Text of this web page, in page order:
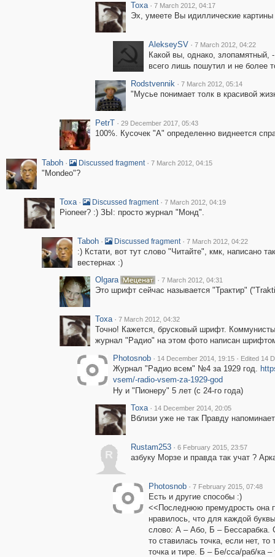
Toxa · 7 March 2012, 04:17
Эх, умеете Вы идиллические картины
AlekseySV · 7 March 2012, 04:22
Какой вы, однако, злопамятный,
всего лишь пошутил и не более
Rodstvennik · 7 March 2012, 05:14
"Мусье понимает толк в красивой
PetrT · 29 December 2017, 05:43
100%. Кусочек "А" определенно виднеется
Taboh · Discussed fragment · 7 March 2012, 04:15
"Mondeo"?
Toxa · Discussed fragment · 7 March 2012, 04:19
Pioneer? :) ЗЫ: просто журнал "Монд".
Taboh · Discussed fragment · 7 March 2012, 04:22
:) Кстати, вот тут слово "Читайте", кмк, написано
вестернах :)
Olgara
· 7 March 2012, 04:31
Это шрифт сейчас называется "Трактир"
Toxa · 7 March 2012, 04:32
Точно! Кажется, брусковый шрифт.
журнал "Радио" на этом фото написан
Photosnob · 14 December 2014, 19:15 · Edited 14
Журнал "Радио всем" №4 за 1929 год.
vsem/-radio-vsem-za-1929-god
Ну и "Пионеру" 5 лет (с 24-го года)
Toxa · 14 December 2014, 20:05
Вблизи уже не так Правду
R
Rustam253 · 6 February 2015, 23:57
азбуку Морзе и правда так учат ?
Photosnob · 7 February 2015, 07:48
Есть и другие способы :)
<<Последнюю премудрость она
нравилось, что для каждой
слово: А – Або, Б – Бессарабка.
то ставилась точка, если нет,
точка и тире. Б – Бе/сса/раб/ка